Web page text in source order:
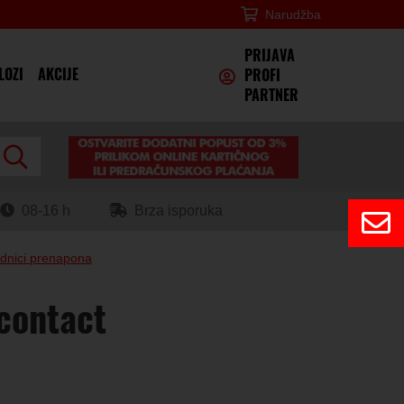
×
Narudžba
AKCIJE
PRIJAVA
PROFI
PARTNER
08-16 h Brza isporuka
prenapona